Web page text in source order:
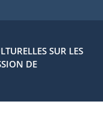
SUR LES
DE